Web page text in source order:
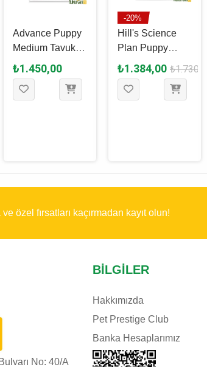
Advance Puppy
Medium Tavuklu
Yavru Köpek
Maması 3 Kg
₺1.450,00
-20%
Hill's Science
Plan Puppy
Kuzulu Yavru
Köpek Maması
2.5 Kg
₺1.384,00 ₺1.730,00
özel fırsatları kaçırmadan kayıt olun!
No: 40/A
BILGILER
Hakkımızda
Pet Prestige Club
Banka Hesaplarımız